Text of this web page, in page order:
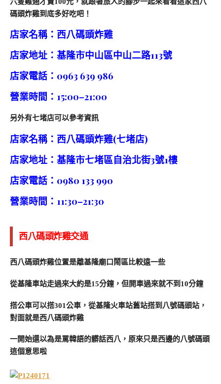
碼頭炸雞到底多好吃吧！
店家名稱： 西八碼頭炸雞
店家地址：基隆市中山區中山二路113號
店家電話：0963 639 986
營業時間：15:00–21:00
另外有七堵店可以參考資訊
店家名稱： 西八碼頭炸雞(七堵店)
店家地址：基隆市七堵區自治北街3號1樓
店家電話：0980 133 990
營業時間：11:30–21:30
西八碼頭炸雞交通
西八碼頭炸雞位置是離基隆廟口鬧區比較遠一些
從基隆車站走過來大約是15分鐘，但開車過來就不到10分鐘
搭公車可以搭301公車，從基隆火車站舊站搭到八號碼頭站，
對面就是西八碼頭炸雞
一開始還以為是罵韓語的髒話西八，原來只是西邊的八號碼頭
這個意思啦